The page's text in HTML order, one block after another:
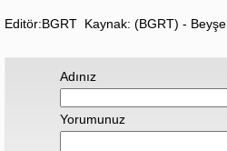
Editör:BGRT Kaynak: (BGRT) -
Adınız
Yorumunuz